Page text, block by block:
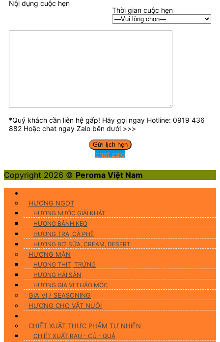
Thời gian cuộc hẹn
Nội dụng cuộc hẹn
*Quý khách cần liên hệ gấp! Hãy gọi ngay Hotline: 0919 436
882 Hoặc chat ngay Zalo bên dưới >>>
chat zalo
Copyright 2026 © Peroma Việt Nam
HƯƠNG NGỌT
HƯƠNG NƯỚC GIẢI KHÁT
HƯƠNG BÁNH KẸO
HƯƠNG TRÀ, CÀ PHÊ
HƯƠNG BƠ, SỮA, CREAM, DESERT
HƯƠNG MẶN
HƯƠNG THỊT, TRỨNG
HƯƠNG HẢI SẢN
HƯƠNG GIA VỊ THẢO MỘC
GIA VỊ / SEASONING
HƯƠNG CHO VẬT NUÔI
CHIẾT XUẤT THỰC PHẨM TỰ NHIÊN
CHIẾT XUẤT RAU – CỦ – QUẢ